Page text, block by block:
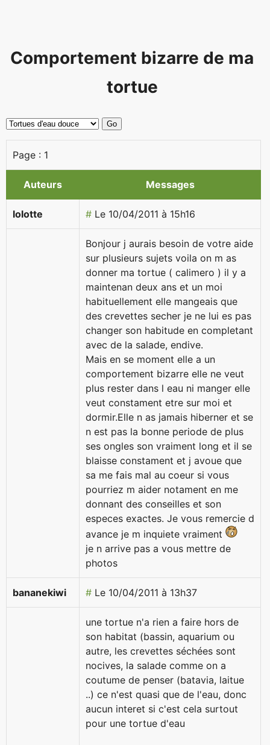
Comportement bizarre de ma
tortue
Page : 1
Auteurs Messages
lolotte # Le 10/04/2011 à 15h16
Bonjour j aurais besoin de votre aide
sur plusieurs sujets voila on m as
donner ma tortue ( calimero ) il y a
maintenan deux ans et un moi
habituellement elle mangeais que
des crevettes secher je ne lui es pas
changer son habitude en completant
avec de la salade, endive.
Mais en se moment elle a un
comportement bizarre elle ne veut
plus rester dans l eau ni manger elle
veut constament etre sur moi et
dormir.Elle n as jamais hiberner et se
n est pas la bonne periode de plus
ses ongles son vraiment long et il se
blaisse constament et j avoue que
sa me fais mal au coeur si vous
pourriez m aider notament en me
donnant des conseilles et son
especes exactes. Je vous remercie d
avance je m inquiete vraiment
je n arrive pas a vous mettre de
photos
bananekiwi # Le 10/04/2011 à 13h37
une tortue n'a rien a faire hors de
son habitat (bassin, aquarium ou
autre, les crevettes séchées sont
nocives, la salade comme on a
coutume de penser (batavia, laitue
..) ce n'est quasi que de l'eau, donc
aucun interet si c'est cela surtout
pour une tortue d'eau